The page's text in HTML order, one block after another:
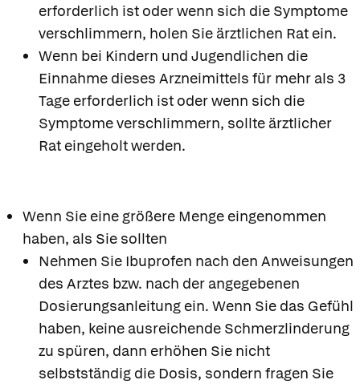
erforderlich ist oder wenn sich die Symptome
verschlimmern, holen Sie ärztlichen Rat ein.
Wenn bei Kindern und Jugendlichen die
Einnahme dieses Arzneimittels für mehr als 3
Tage erforderlich ist oder wenn sich die
Symptome verschlimmern, sollte ärztlicher
Rat eingeholt werden.
Wenn Sie eine größere Menge eingenommen
haben, als Sie sollten
Nehmen Sie Ibuprofen nach den Anweisungen
des Arztes bzw. nach der angegebenen
Dosierungsanleitung ein. Wenn Sie das Gefühl
haben, keine ausreichende Schmerzlinderung
zu spüren, dann erhöhen Sie nicht
selbstständig die Dosis, sondern fragen Sie